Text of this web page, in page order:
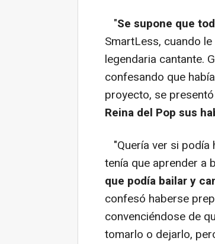
"Se supone que
SmartLess, cuando
legendaria cantante.
confesando que
proyecto, se
Reina del Pop sus
"Quería ver si podía
tenía que aprender a
que podía bailar y
confesó haberse
convenciéndose de
tomarlo o dejarlo,